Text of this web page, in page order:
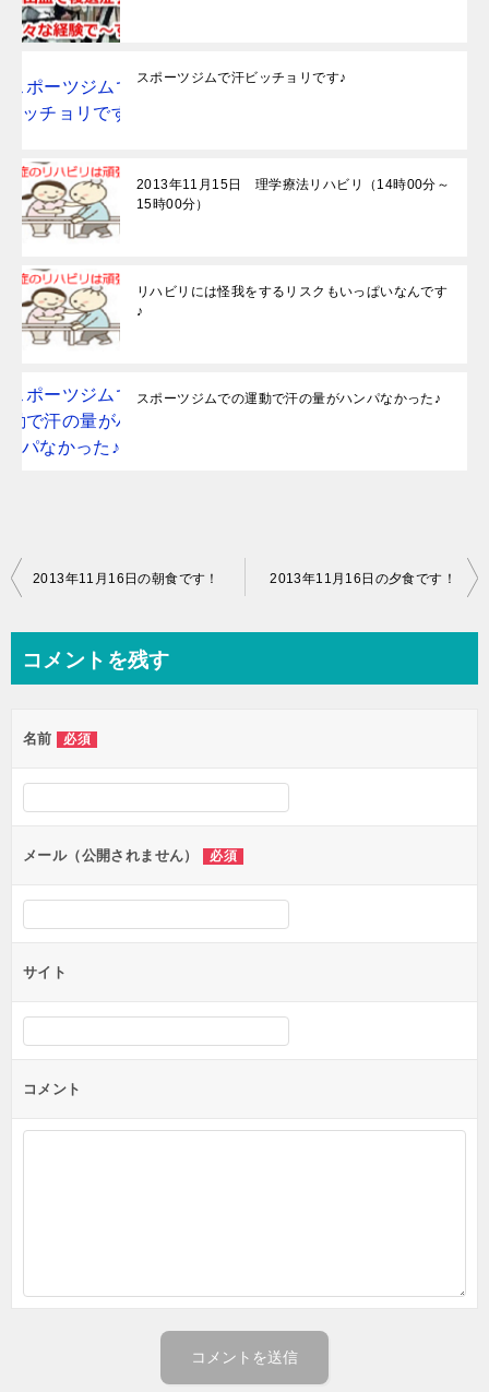
スポーツジムで汗ビッチョリです♪
2013年11月15日 理学療法リハビリ（14時00分～
15時00分）
リハビリには怪我をするリスクもいっぱいなんです
♪
スポーツジムでの運動で汗の量がハンパなかった♪
投
ビ
ー
シ
ョ
ン
2013年11月16日の朝食です！ 2013年11月16日の夕食です！
コメントを残す
名前 必須
メール（公開されません） 必須
サイト
コメント